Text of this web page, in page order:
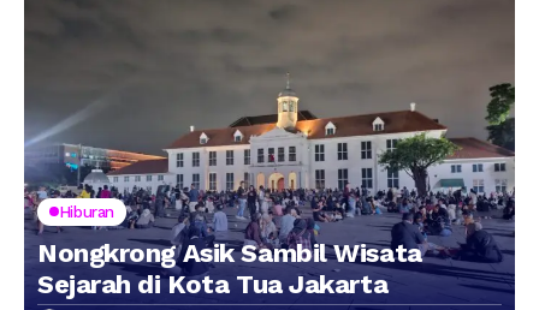
Hiburan
Nongkrong Asik Sambil Wisata
Sejarah di Kota Tua Jakarta